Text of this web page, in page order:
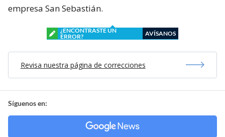
empresa San Sebastián.
¿ENCONTRASTE UN
ERROR?
AVÍSANOS
Revisa nuestra página de correcciones
Síguenos en: